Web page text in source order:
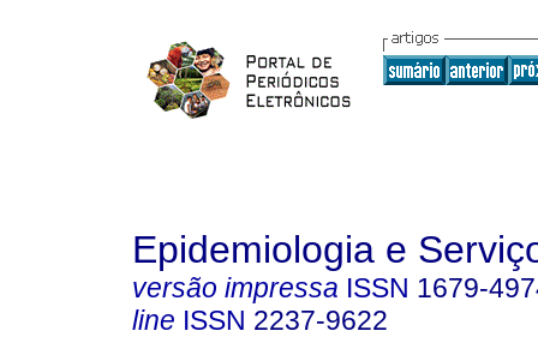
Epidemiologia e
versão impressa ISSN 1679-
line ISSN 2237-9622